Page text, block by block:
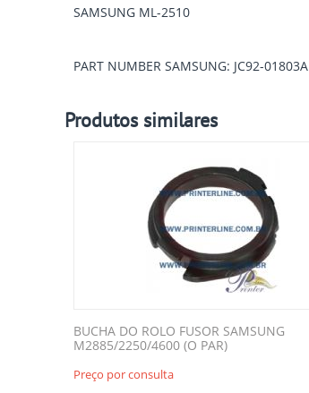
SAMSUNG ML-2510
PART NUMBER SAMSUNG: JC92-01803A
Produtos similares
BUCHA DO ROLO FUSOR SAMSUNG
M2885/2250/4600 (O PAR)
Preço por consulta